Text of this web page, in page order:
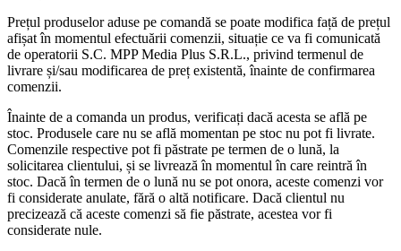
Prețul produselor aduse pe comandă se poate modifica față de prețul
afișat în momentul efectuării comenzii, situație ce va fi comunicată
de operatorii S.C. MPP Media Plus S.R.L., privind termenul de
livrare și/sau modificarea de preț existentă, înainte de confirmarea
comenzii.
Înainte de a comanda un produs, verificați dacă acesta se află pe
stoc. Produsele care nu se află momentan pe stoc nu pot fi livrate.
Comenzile respective pot fi păstrate pe termen de o lună, la
solicitarea clientului, și se livrează în momentul în care reintră în
stoc. Dacă în termen de o lună nu se pot onora, aceste comenzi vor
fi considerate anulate, fără o altă notificare. Dacă clientul nu
precizează că aceste comenzi să fie păstrate, acestea vor fi
considerate nule.